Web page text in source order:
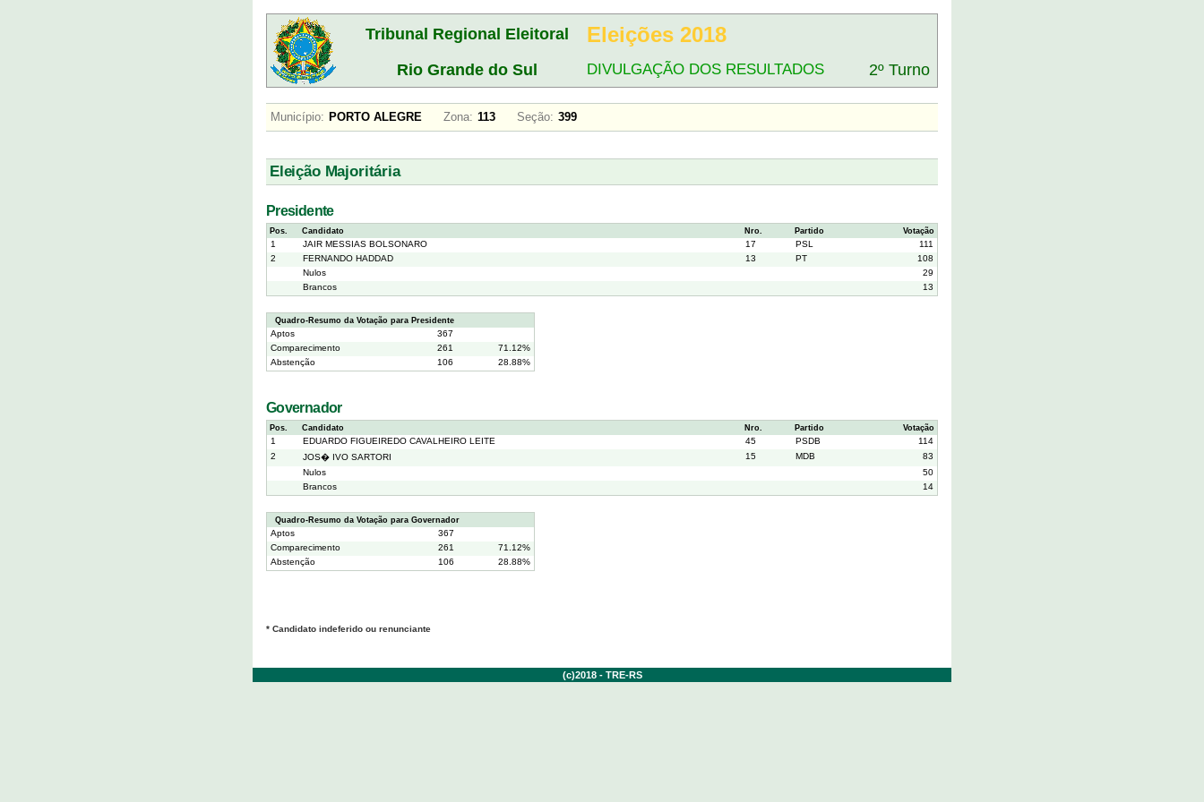
Tribunal Regional Eleitoral Eleições 2018
Rio Grande do Sul DIVULGAÇÃO DOS RESULTADOS 2º Turno
Município: PORTO ALEGRE Zona: 113 Seção: 399
Eleição Majoritária
Presidente
Pos. Candidato Nro. Partido Votação
1 JAIR MESSIAS BOLSONARO 17 PSL
111
2
FERNANDO HADDAD 13 PT
108
Nulos
29
Brancos
13
Quadro-Resumo da Votação para Presidente
Aptos
367
Comparecimento
261
71.12%
Abstenção
106 28.88%
Governador
Pos. Candidato Nro. Partido Votação
1 EDUARDO FIGUEIREDO CAVALHEIRO LEITE 45 PSDB
114
2
JOS� IVO SARTORI 15 MDB
83
Nulos
50
Brancos
14
Quadro-Resumo da Votação para Governador
Aptos
367
Comparecimento
261
71.12%
Abstenção
106 28.88%
* Candidato indeferido ou renunciante
(c)2018 - TRE-RS